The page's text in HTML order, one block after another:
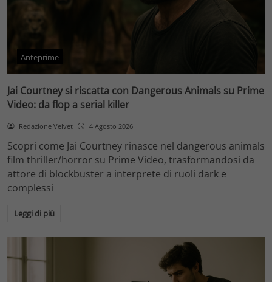
Anteprime
Jai Courtney si riscatta con Dangerous Animals su Prime
Video: da flop a serial killer
Redazione Velvet 4 Agosto 2026
Scopri come Jai Courtney rinasce nel dangerous animals
film thriller/horror su Prime Video, trasformandosi da
attore di blockbuster a interprete di ruoli dark e
complessi
Leggi di più